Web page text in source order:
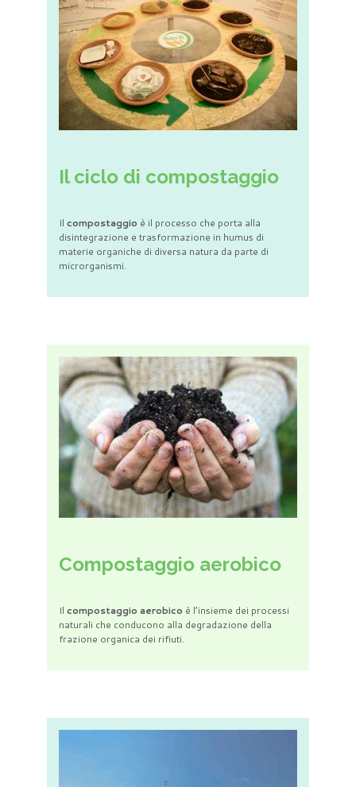
Il ciclo di compostaggio
Il compostaggio è il processo che porta alla
disintegrazione e trasformazione in humus di
materie organiche di diversa natura da parte di
microrganismi.
Compostaggio aerobico
Il compostaggio aerobico è l’insieme dei processi
naturali che conducono alla degradazione della
frazione organica dei rifiuti.